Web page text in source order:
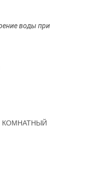
воды при
КОМНАТНЫЙ